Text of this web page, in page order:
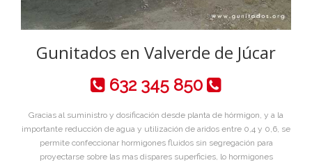
Gunitados en Valverde de Júcar
632 345 850
Gracias al suministro y dosificación desde planta de hórmigon, y a la
importante reducción de agua y utilización de aridos entre 0,4 y 0,6, se
permite confeccionar hormigones fluidos sin segregación para
proyectarse sobre las mas dispares superficies, lo hormigones